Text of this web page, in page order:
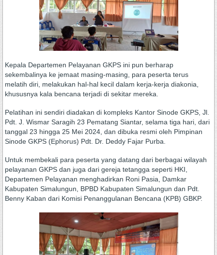
Kepala Departemen Pelayanan GKPS ini pun berharap
sekembalinya ke jemaat masing-masing, para peserta terus
melatih diri, melakukan hal-hal kecil dalam kerja-kerja diakonia,
khususnya kala bencana terjadi di sekitar mereka.
Pelatihan ini sendiri diadakan di kompleks Kantor Sinode GKPS, Jl.
Pdt. J. Wismar Saragih 23 Pematang Siantar, selama tiga hari, dari
tanggal 23 hingga 25 Mei 2024, dan dibuka resmi oleh Pimpinan
Sinode GKPS (Ephorus) Pdt. Dr. Deddy Fajar Purba.
Untuk membekali para peserta yang datang dari berbagai wilayah
pelayanan GKPS dan juga dari gereja tetangga seperti HKI,
Departemen Pelayanan menghadirkan Roni Pasia, Damkar
Kabupaten Simalungun, BPBD Kabupaten Simalungun dan Pdt.
Benny Kaban dari Komisi Penanggulanan Bencana (KPB) GBKP.